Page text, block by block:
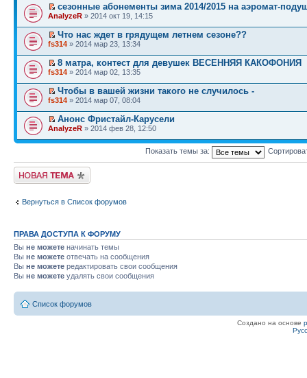
сезонные абонементы зима 2014/2015 на аэромат-
AnalyzeR » 2014 окт 19, 14:15
Что нас ждет в грядущем летнем сезоне??
fs314 » 2014 мар 23, 13:34
8 матра, контест для девушек ВЕСЕННЯЯ КАКОФОНИЯ
fs314 » 2014 мар 02, 13:35
Чтобы в вашей жизни такого не случилось -
fs314 » 2014 мар 07, 08:04
Анонс Фристайл-Карусели
AnalyzeR » 2014 фев 28, 12:50
Показать темы за:
Начать новую тему
Вернуться в Список форумов
ПРАВА ДОСТУПА К ФОРУМУ
Вы не можете начинать темы
Вы не можете отвечать на сообщения
Вы не можете редактировать свои сообщения
Вы не можете удалять свои сообщения
Список форумов
Создано на основе